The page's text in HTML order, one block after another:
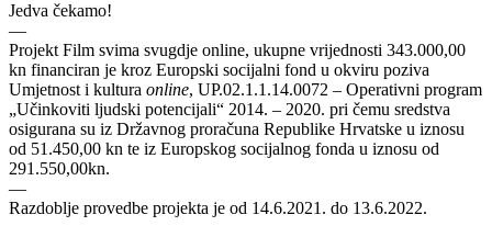
Jedva čekamo!
—
Projekt Film svima svugdje online, ukupne vrijednosti 343.000,00
kn financiran je kroz Europski socijalni fond u okviru poziva
Umjetnost i kultura online, UP.02.1.1.14.0072 – Operativni program
„Učinkoviti ljudski potencijali“ 2014. – 2020. pri čemu sredstva
osigurana su iz Državnog proračuna Republike Hrvatske u iznosu
od 51.450,00 kn te iz Europskog socijalnog fonda u iznosu od
291.550,00kn.
—
Razdoblje provedbe projekta je od 14.6.2021. do 13.6.2022.